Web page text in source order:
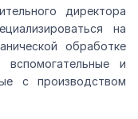
директора
на
обработке
и
с производством